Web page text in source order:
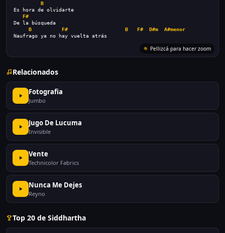
B
Es hora de olvidarte
F#
De la búsqueda
B
F# B F# D#m
A#menor
Naufrago ya no hay vuelta atrás
Pellizcá para hacer zoom
Relacionados
Fotografia
Jumbo
Jugo De Lucuma
Invisible
Vente
Technicolor Fabrics
Nunca Me Dejes
Reyno
Top 20 de Siddhartha